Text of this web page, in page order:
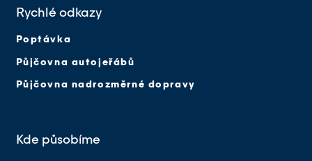
Rychlé odkazy
Poptávka
Půjčovna autojeřábů
Půjčovna nadrozměrné dopravy
Kde působíme